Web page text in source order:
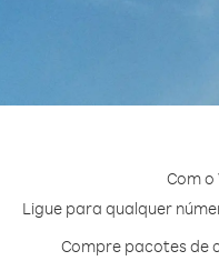
Com
Ligue para qualquer
Compre pacotes de